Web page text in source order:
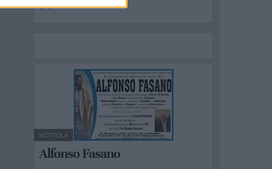
giugno
MOTTOLA
Alfonso Fasano